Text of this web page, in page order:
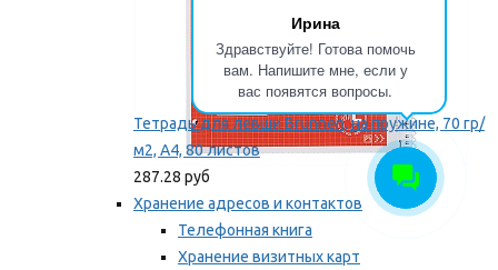
Ирина
Здравствуйте! Готова помочь
вам. Напишите мне, если у
вас появятся вопросы.
Тетрадь для левши Brunnen, на пружине, 70 гр/
м2, А4, 80 листов
287.28 руб
Хранение адресов и контактов
Телефонная книга
Хранение визитных карт